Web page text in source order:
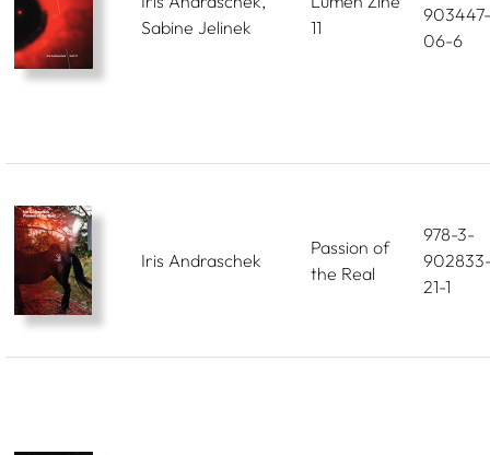
Sabine Jelinek
11
903447-
06-6
Iris Andraschek
Passion of
the Real
978-3-
21-1